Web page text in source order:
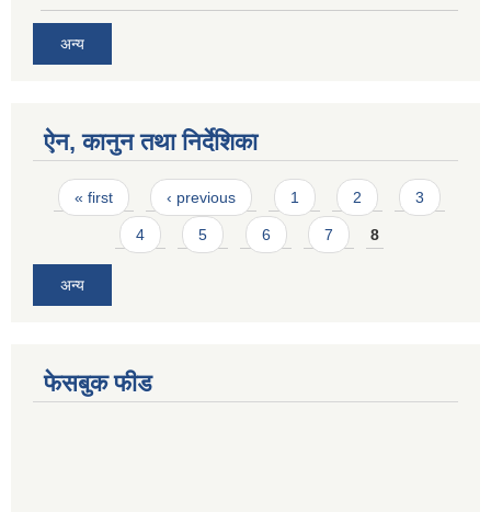
अन्य
ऐन, कानुन तथा निर्देशिका
Pages
« first ‹ previous 1 2 3
4 5 6 7 8
अन्य
फेसबुक फीड